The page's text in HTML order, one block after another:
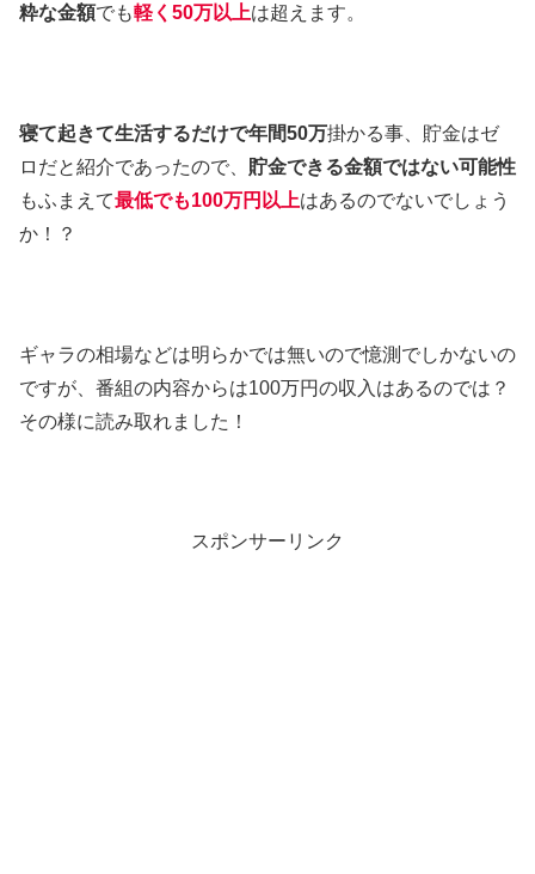
粋な金額でも軽く50万以上は超えます。
寝て起きて生活するだけで年間50万掛かる事、貯金はゼ
ロだと紹介であったので、 貯金できる金額ではない可能性
もふまえて最低でも100万円以上はあるのでないでしょう
か！？
ギャラの相場などは明らかでは無いので憶測でしかないの
ですが、番組の内容からは100万円の収入はあるのでは？
その様に読み取れました！
スポンサーリンク